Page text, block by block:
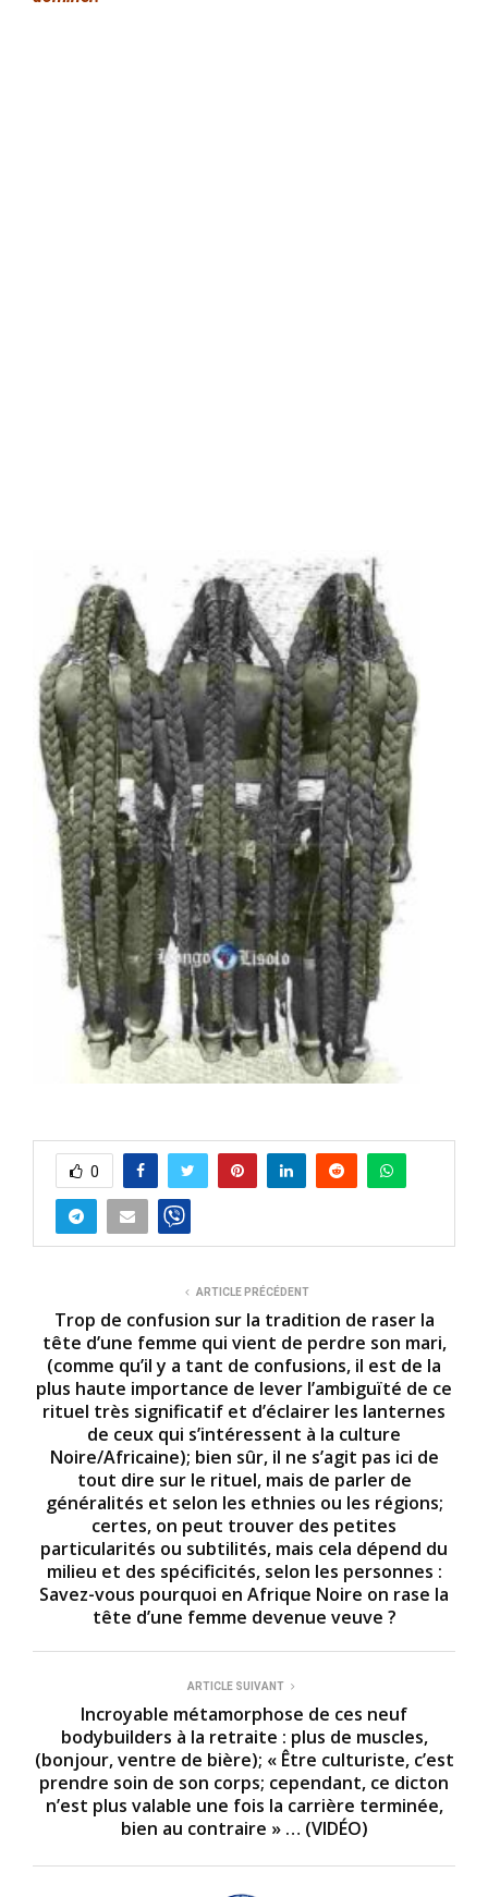
0
ARTICLE PRÉCÉDENT
Trop de confusion sur la tradition de raser la
tête d’une femme qui vient de perdre son mari,
(comme qu’il y a tant de confusions, il est de la
plus haute importance de lever l’ambiguïté de ce
rituel très significatif et d’éclairer les lanternes
de ceux qui s’intéressent à la culture
Noire/Africaine); bien sûr, il ne s’agit pas ici de
tout dire sur le rituel, mais de parler de
généralités et selon les ethnies ou les régions;
certes, on peut trouver des petites
particularités ou subtilités, mais cela dépend du
milieu et des spécificités, selon les personnes :
Savez-vous pourquoi en Afrique Noire on rase la
tête d’une femme devenue veuve ?
ARTICLE SUIVANT
Incroyable métamorphose de ces neuf
bodybuilders à la retraite : plus de muscles,
(bonjour, ventre de bière); « Être culturiste, c’est
prendre soin de son corps; cependant, ce dicton
n’est plus valable une fois la carrière terminée,
bien au contraire » … (VIDÉO)